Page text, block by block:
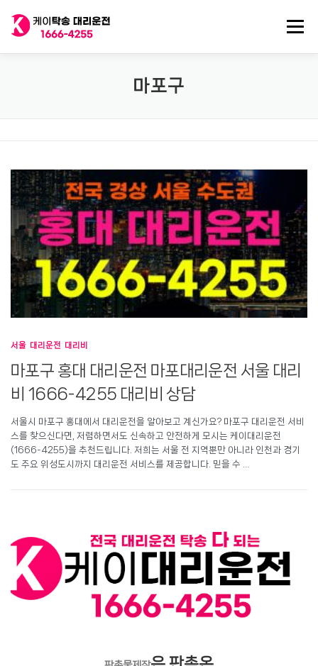
메뉴
법인대리운전마포구
서울 대리운전 대리비
마포구 홍대 대리운전 마포대리운전 서울 대리
비 1666-4255 대리비 상담
서울시 마포구 홍대에서 대리운전을 알아보고 계신가요? 마포구 대리운전 서비
스를 찾으신다면, 저렴하면서도 신속하고 안전하게 모시는 케이대리운전
(1666-4255)을 추천드립니다. 저희는 서울 전 지역뿐만 아니라 인천과 경기
도 주요 위성도시까지 대리운전 서비스를 제공합니다. 믿을 수 …